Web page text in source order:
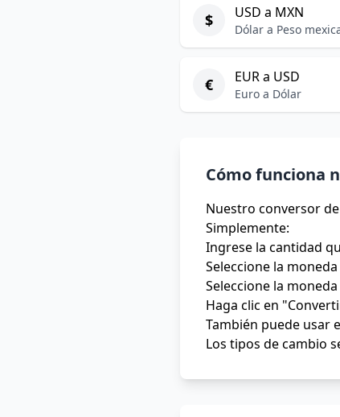
$ USD a MXN
Dólar a Peso
€ EUR a USD
Euro a Dólar
Cómo funciona
Nuestro conversor
Simplemente:
Ingrese la cantidad
Seleccione la
Seleccione la
Haga clic en
También puede usar
Los tipos de cambio